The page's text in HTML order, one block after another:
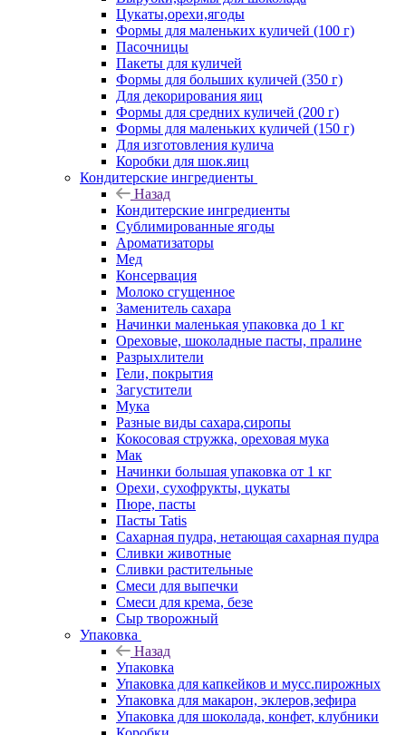
Цукаты,орехи,ягоды
Формы для маленьких куличей (100 г)
Пасочницы
Пакеты для куличей
Формы для больших куличей (350 г)
Для декорирования яиц
Формы для средних куличей (200 г)
Формы для маленьких куличей (150 г)
Для изготовления кулича
Коробки для шок.яиц
Кондитерские ингредиенты
Назад
Кондитерские ингредиенты
Сублимированные ягоды
Ароматизаторы
Мед
Консервация
Молоко сгущенное
Заменитель сахара
Начинки маленькая упаковка до 1 кг
Ореховые, шоколадные пасты, пралине
Разрыхлители
Гели, покрытия
Загустители
Мука
Разные виды сахара,сиропы
Кокосовая стружка, ореховая мука
Мак
Начинки большая упаковка от 1 кг
Орехи, сухофрукты, цукаты
Пюре, пасты
Пасты Tatis
Сахарная пудра, нетающая сахарная пудра
Сливки животные
Сливки растительные
Смеси для выпечки
Смеси для крема, безе
Сыр творожный
Упаковка
Назад
Упаковка
Упаковка для капкейков и мусс.пирожных
Упаковка для макарон, эклеров,зефира
Упаковка для шоколада, конфет, клубники